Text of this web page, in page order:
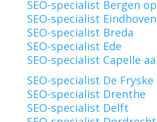
SEO-specialist Bergen
SEO-specialist Eindhoven
SEO-specialist Breda
SEO-specialist Ede
SEO-specialist Capelle
SEO-specialist De
SEO-specialist Drenthe
SEO-specialist Delft